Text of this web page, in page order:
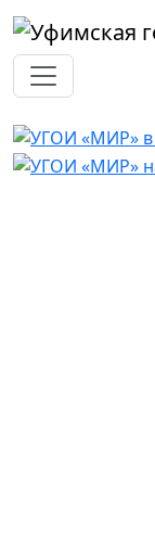
Перейти к